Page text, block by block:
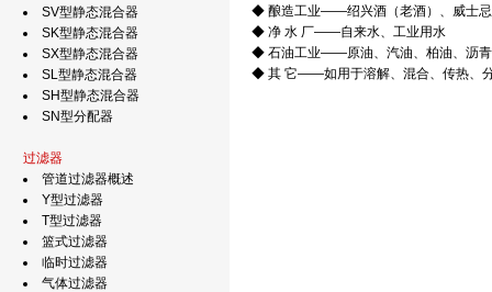
SV型静态混合器
SK型静态混合器
SX型静态混合器
SL型静态混合器
SH型静态混合器
SN型分配器
过滤器
管道过滤器概述
Y型过滤器
T型过滤器
篮式过滤器
临时过滤器
气体过滤器
◆ 酿造工业——绍兴酒（老酒）、威士忌
◆ 净 水 厂——自来水、工业用水
◆ 石油工业——原油、汽油、柏油、沥青
◆ 其 它——如用于溶解、混合、传热、